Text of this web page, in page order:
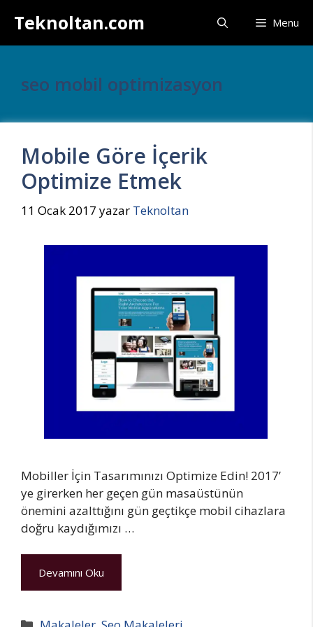
atlaTeknoltan.com Menu
seo mobil optimizasyon
Mobile Göre İçerik
Optimize Etmek
11 Ocak 2017 yazar Teknoltan
Mobiller İçin Tasarımınızı Optimize Edin! 2017’
ye girerken her geçen gün masaüstünün
önemini azalttığını gün geçtikçe mobil cihazlara
doğru kaydığımızı …
Devamını Oku
Kategoriler